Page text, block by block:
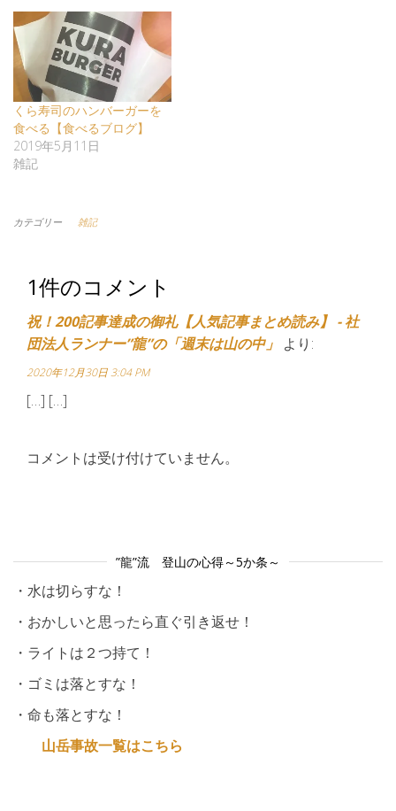
くら寿司のハンバーガーを
食べる【食べるブログ】
2019年5月11日
雑記
カテゴリー 雑記
1件のコメント
祝！200記事達成の御礼【人気記事まとめ読み】 - 社
団法人ランナー”龍”の「週末は山の中」 より:
2020年12月30日 3:04 PM
[…] […]
コメントは受け付けていません。
”龍”流 登山の心得～5か条～
・水は切らすな！
・おかしいと思ったら直ぐ引き返せ！
・ライトは２つ持て！
・ゴミは落とすな！
・命も落とすな！
山岳事故一覧はこちら